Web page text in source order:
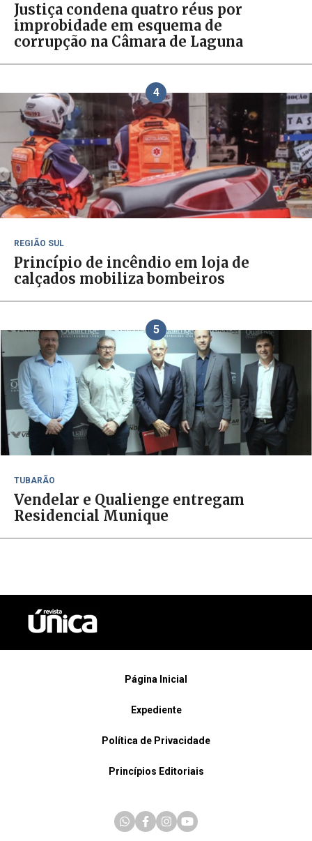
Justiça condena quatro réus por
improbidade em esquema de
corrupção na Câmara de Laguna
4
REGIÃO SUL
Princípio de incêndio em loja de
calçados mobiliza bombeiros
5
TUBARÃO
Vendelar e Qualienge entregam
Residencial Munique
Página Inicial
Expediente
Política de Privacidade
Princípios Editoriais